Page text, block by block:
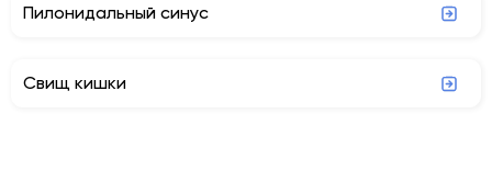
Пилонидальный синус
Свищ кишки